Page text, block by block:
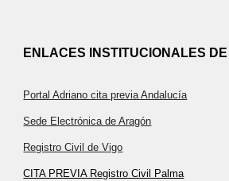
ENLACES INSTITUCIONALES
Portal Adriano cita previa Andalucía
Sede Electrónica de Aragón
Registro Civil de Vigo
CITA PREVIA Registro Civil Palma